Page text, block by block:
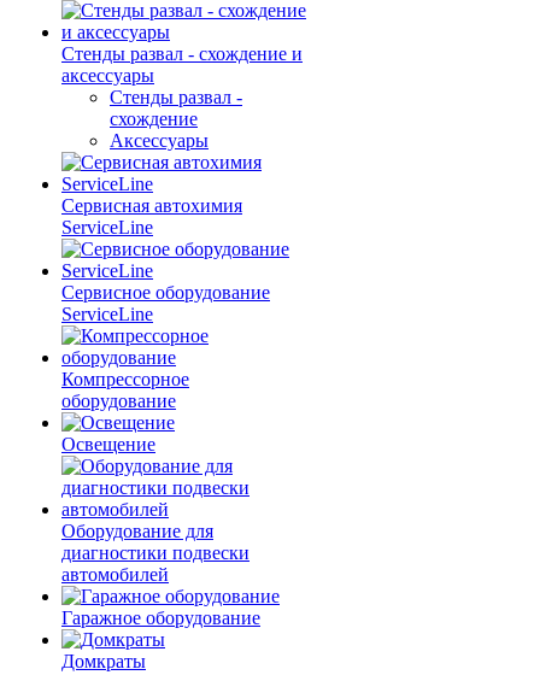
Стенды развал - схождение и
аксессуары
Стенды развал -
схождение
Аксессуары
Сервисная автохимия
ServiceLine
Сервисное оборудование
ServiceLine
Компрессорное
оборудование
Освещение
Оборудование для
диагностики подвески
автомобилей
Гаражное оборудование
Домкраты